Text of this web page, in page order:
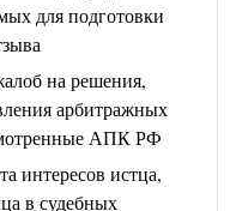
для подготовки
на решения,
арбитражных
АПК РФ
интересов истца,
в судебных